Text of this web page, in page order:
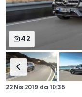
42
22 Nis 2019 da 10:35